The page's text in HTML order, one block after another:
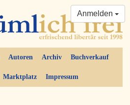
Autoren Archiv Buchverkauf
Marktplatz Impressum
Anmelden